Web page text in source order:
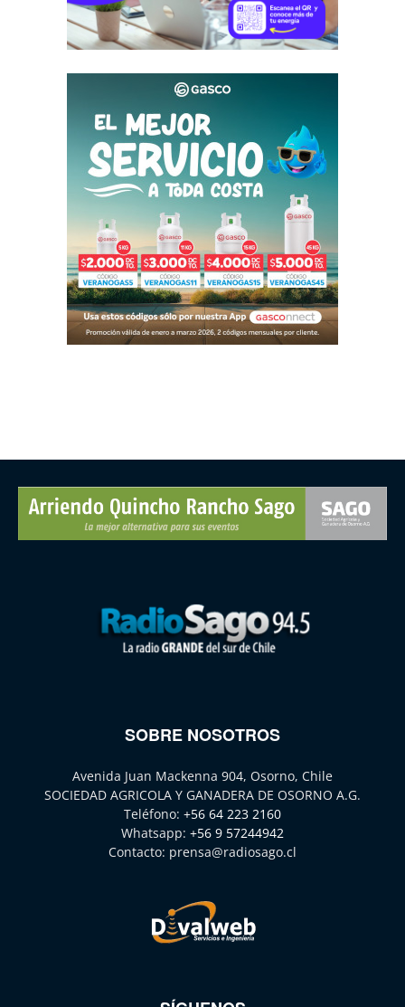
SOBRE NOSOTROS
Avenida Juan Mackenna 904, Osorno, Chile
SOCIEDAD AGRICOLA Y GANADERA DE OSORNO A.G.
Teléfono: +56 64 223 2160
Whatsapp: +56 9 57244942
Contacto: prensa@radiosago.cl